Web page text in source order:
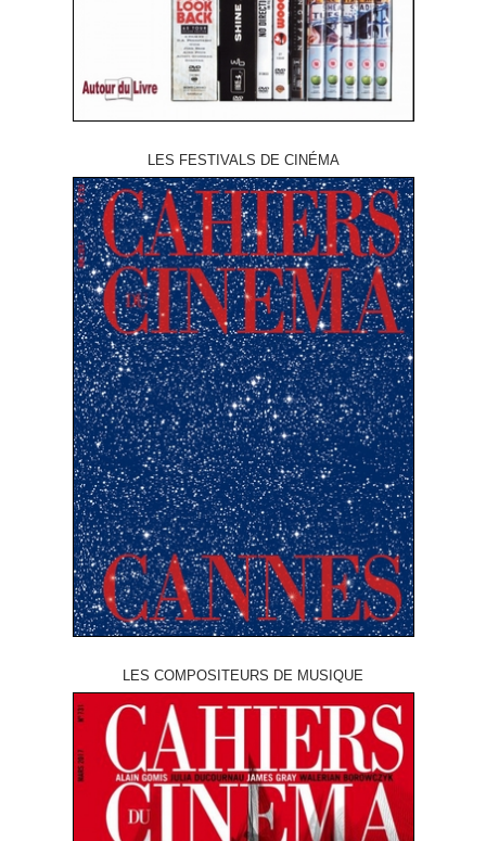
LES FESTIVALS DE CINÉMA
LES COMPOSITEURS DE MUSIQUE